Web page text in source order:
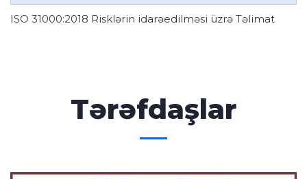
ISO 31000:2018 Risklərin idarəedilməsi üzrə Təlimat
Tərəfdaşlar